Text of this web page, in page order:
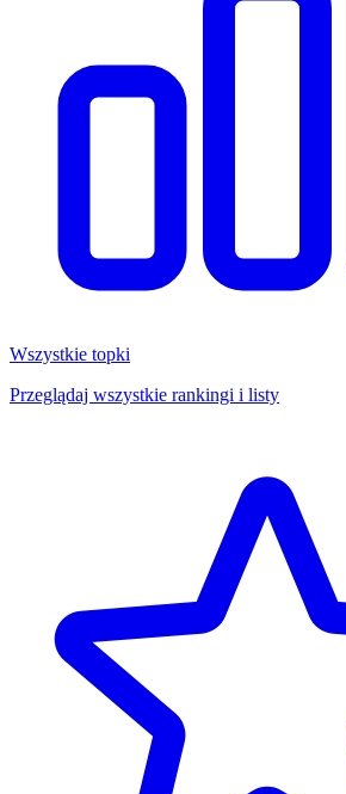
Wszystkie topki
Przeglądaj wszystkie rankingi i listy